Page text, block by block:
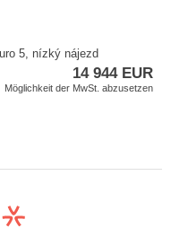
5,​ nízký nájezd
14 944 EUR
Möglichkeit der MwSt. abzusetzen